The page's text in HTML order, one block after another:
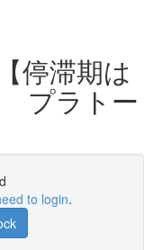
停滞期は
プラトー
to login.